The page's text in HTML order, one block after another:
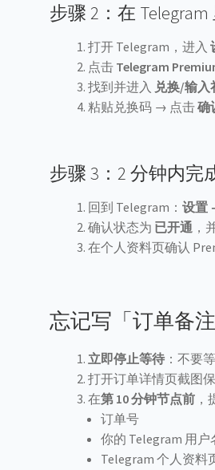
步骤 2：在
打开 Telegram，进入
点击 Telegram
找到并进入 兑换/输入
粘贴兑换码 → 点击确
步骤 3：2 分钟内完
回到 Telegram：设置
确认状态为 已开通 ，
在个人资料页确认
忘记写「订单备
立即停止等待 ：不要
打开订单详情页截图
在第 10 分钟节点前
订单号
你的 Telegram 用户
Telegram 个人资料